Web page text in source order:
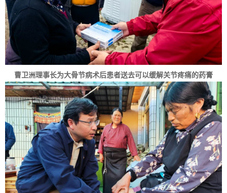
曹卫洲理事长为大骨节病术后患者送去可以缓解关节疼痛的药膏